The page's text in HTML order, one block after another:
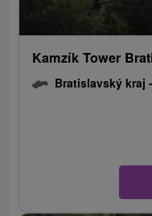
Kamzík Tower
Bratislavský kraj -